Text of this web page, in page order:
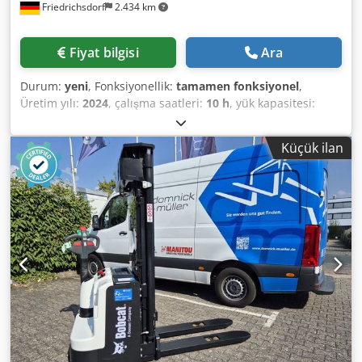
Friedrichsdorf 2.434 km
Fiyat bilgisi Ara
Durum: yeni, Fonksiyonellik: tamamen fonksiyonel,
Üretim yılı: 2024, çalışma saatleri: 10 h, yük kapasitesi:
, kaldırma yüksekliği:5.025 mm
1.130 mm, yakıt türü:dizel, direk tipi:triplex, inşaat
yüksekliği: 2.470 mm, güç: 55 kW (74,78 bg), fork taşıyıcı
genişliği:1.300 mm , çatalların uzunluğu:1.200 mm , boş
ağırlık:6.930 kg, toplam uzunluk:3.300 mm, çekiş tipi:
Diesel, inşaat genişliği:1.455 mm, Forklift truck, diesel
Dodpoyldtqofx Anzowa Load center: 600 mm Fork width:
150 mm Fork thickness: 60 mm ISO class: ISO class 4 =
5,000 - 10,000 kg Mast type: Triplex Transmission: Torque
converter Speed class: 20 Condition: New machine
Technical condition: New Front tires type: Superelastic
Front tires size: 300x15-18 Front tires condition: 80 - 100%
Rear tires type: Superelastic Rear tires size: 7.00x12-14
Rear tires condition: 80 - 100% Sideshift, fork positioner,
3rd valve, 4th valve, rear working lights, front working
Küçük ilan